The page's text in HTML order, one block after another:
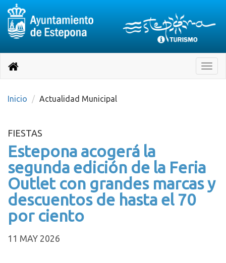
página
Toggle
Destino:
Volver
inicio
Inicio Actualidad Municipal
FIESTAS
Estepona acogerá la
segunda edición de la Feria
Outlet con grandes marcas y
descuentos de hasta el 70
por ciento
11 MAY 2026